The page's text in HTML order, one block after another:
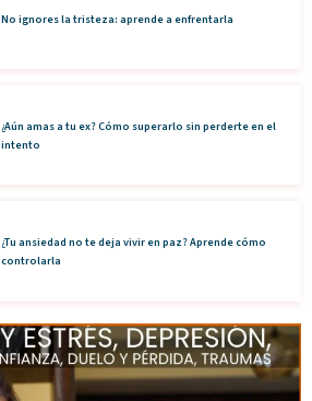
No ignores la tristeza: aprende a enfrentarla
¿Aún amas a tu ex? Cómo superarlo sin perderte en el
intento
¿Tu ansiedad no te deja vivir en paz? Aprende cómo
controlarla